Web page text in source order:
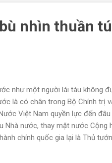
nhìn thuần
như một người lái tàu không
là có chân trong Bộ Chính trị
Việt Nam quyền lực đến
Nhà nước, thay mặt nước Cộng
chính quốc gia lại là Thủ